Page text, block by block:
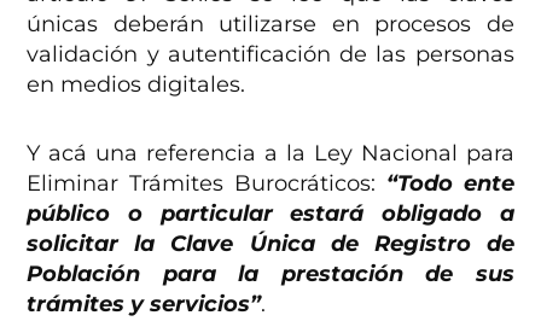
únicas deberán utilizarse en procesos de
validación y autentificación de las personas
en medios digitales.
Y acá una referencia a la Ley Nacional para
Eliminar Trámites Burocráticos: “Todo ente
público o particular estará obligado a
solicitar la Clave Única de Registro de
Población para la prestación de sus
trámites y servicios”.